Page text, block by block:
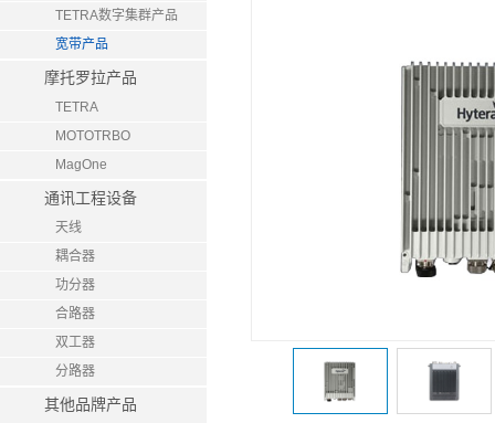
TETRA数字集群产品
宽带产品
摩托罗拉产品
TETRA
MOTOTRBO
MagOne
通讯工程设备
天线
耦合器
功分器
合路器
双工器
分路器
其他品牌产品